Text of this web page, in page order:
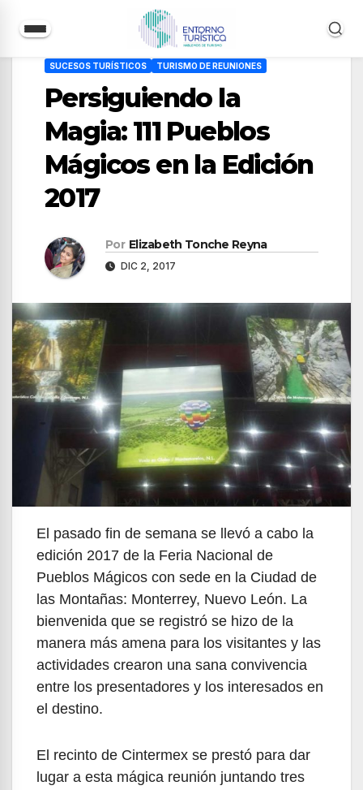
contenido
SUCESOS TURÍSTICOS TURISMO DE REUNIONES
Persiguiendo la
Magia: 111 Pueblos
Mágicos en la Edición
2017
Por Elizabeth Tonche Reyna
DIC 2, 2017
El pasado fin de semana se llevó a cabo la
edición 2017 de la Feria Nacional de
Pueblos Mágicos con sede en la Ciudad de
las Montañas: Monterrey, Nuevo León. La
bienvenida que se registró se hizo de la
manera más amena para los visitantes y las
actividades crearon una sana convivencia
entre los presentadores y los interesados en
el destino.
El recinto de Cintermex se prestó para dar
lugar a esta mágica reunión juntando tres